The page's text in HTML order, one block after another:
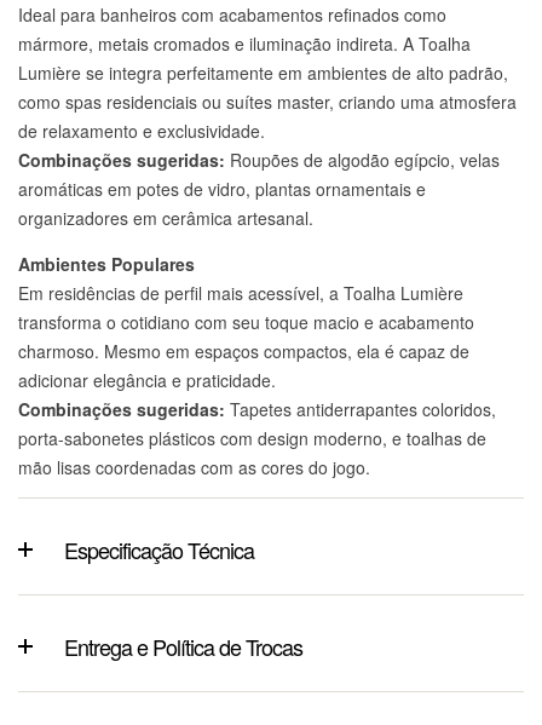
Ideal para banheiros com acabamentos refinados como
mármore, metais cromados e iluminação indireta. A Toalha
Lumière se integra perfeitamente em ambientes de alto padrão,
como spas residenciais ou suítes master, criando uma atmosfera
de relaxamento e exclusividade.
Combinações sugeridas: Roupões de algodão egípcio, velas
aromáticas em potes de vidro, plantas ornamentais e
organizadores em cerâmica artesanal.
Ambientes Populares
Em residências de perfil mais acessível, a Toalha Lumière
transforma o cotidiano com seu toque macio e acabamento
charmoso. Mesmo em espaços compactos, ela é capaz de
adicionar elegância e praticidade.
Combinações sugeridas: Tapetes antiderrapantes coloridos,
porta-sabonetes plásticos com design moderno, e toalhas de
mão lisas coordenadas com as cores do jogo.
Especificação Técnica
Entrega e Política de Trocas